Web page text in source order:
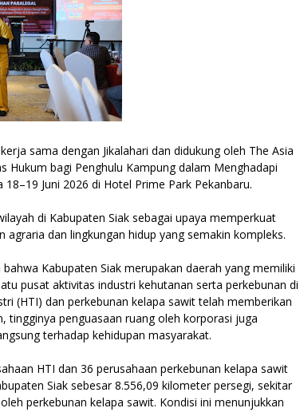
sama dengan Jikalahari dan didukung oleh The Asia
Hukum bagi Penghulu Kampung dalam Menghadapi
Juni 2026 di Hotel Prime Park Pekanbaru.
di Kabupaten Siak sebagai upaya memperkuat
dan lingkungan hidup yang semakin kompleks.
Kabupaten Siak merupakan daerah yang memiliki
pusat aktivitas industri kehutanan serta perkebunan di
(HTI) dan perkebunan kelapa sawit telah memberikan
tingginya penguasaan ruang oleh korporasi juga
terhadap kehidupan masyarakat.
HTI dan 36 perusahaan perkebunan kelapa sawit
Siak sebesar 8.556,09 kilometer persegi, sekitar
perkebunan kelapa sawit. Kondisi ini menunjukkan